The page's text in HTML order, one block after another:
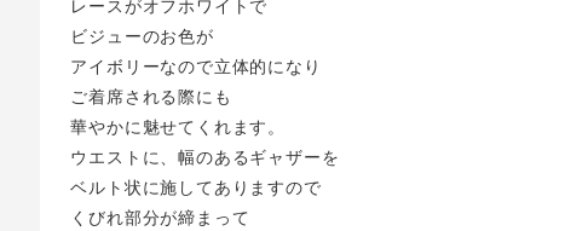
レースがオフホワイトで
ビジューのお色が
アイボリーなので立体的になり
ご着席される際にも
華やかに魅せてくれます。
ウエストに、幅のあるギャザーを
ベルト状に施してありますので
くびれ部分が締まって